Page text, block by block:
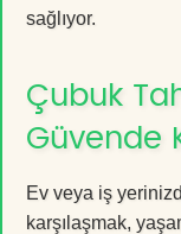
sağlıyor.
Çubuk
Güvende
Ev veya iş
karşılaşmak,